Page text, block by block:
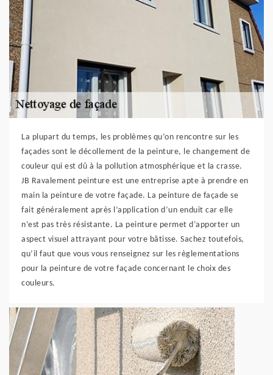
La plupart du temps, les problèmes qu’on rencontre sur les
façades sont le décollement de la peinture, le changement de
couleur qui est dû à la pollution atmosphérique et la crasse.
JB Ravalement peinture est une entreprise apte à prendre en
main la peinture de votre façade. La peinture de façade se
fait généralement après l’application d’un enduit car elle
n’est pas très résistante. La peinture permet d’apporter un
aspect visuel attrayant pour votre bâtisse. Sachez toutefois,
qu’il faut que vous vous renseignez sur les règlementations
pour la peinture de votre façade concernant le choix des
couleurs.